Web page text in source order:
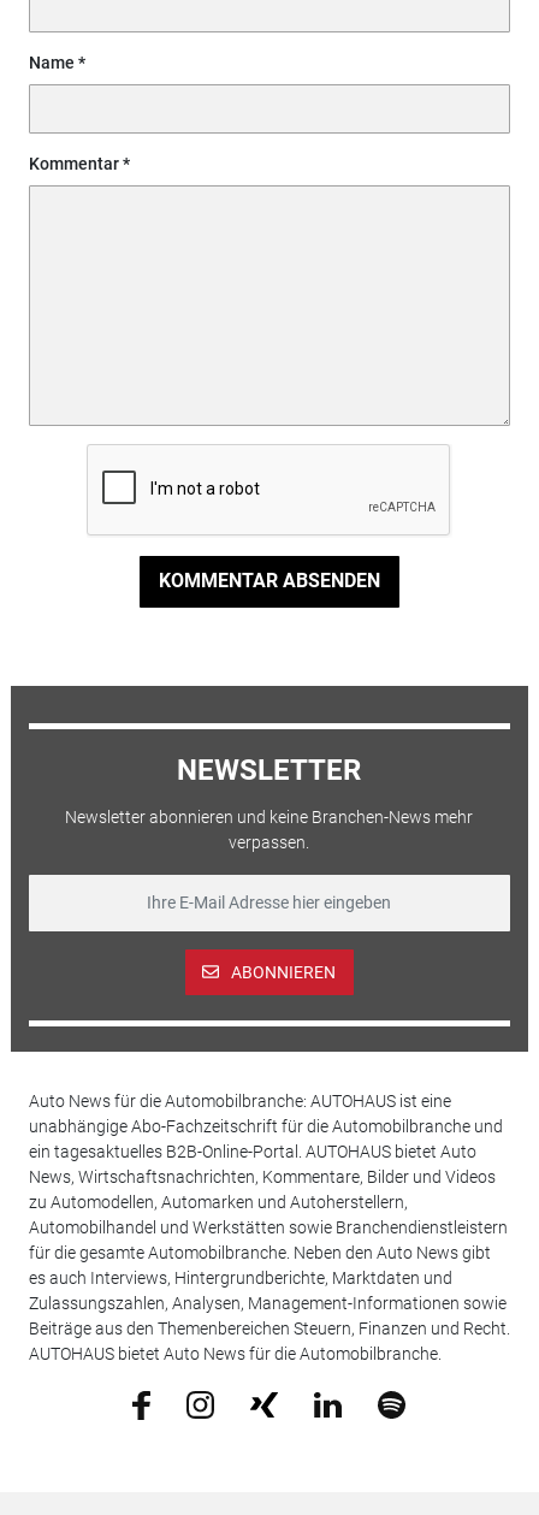
Name
Kommentar
KOMMENTAR ABSENDEN
NEWSLETTER
Newsletter abonnieren und keine Branchen-News mehr
verpassen.
ABONNIEREN
Auto News für die Automobilbranche: AUTOHAUS ist eine
unabhängige Abo-Fachzeitschrift für die Automobilbranche und
ein tagesaktuelles B2B-Online-Portal. AUTOHAUS bietet Auto
News, Wirtschaftsnachrichten, Kommentare, Bilder und Videos
zu Automodellen, Automarken und Autoherstellern,
Automobilhandel und Werkstätten sowie Branchendienstleistern
für die gesamte Automobilbranche. Neben den Auto News gibt
es auch Interviews, Hintergrundberichte, Marktdaten und
Zulassungszahlen, Analysen, Management-Informationen sowie
Beiträge aus den Themenbereichen Steuern, Finanzen und Recht.
AUTOHAUS bietet Auto News für die Automobilbranche.